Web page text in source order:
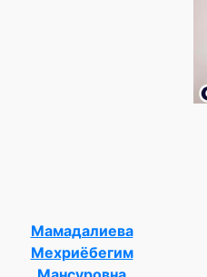
Мамадалиева
Мехриёбегим